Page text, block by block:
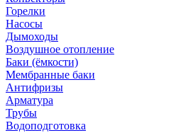
Горелки
Насосы
Дымоходы
Воздушное отопление
Баки (ёмкости)
Мембранные баки
Антифризы
Арматура
Трубы
Водоподготовка